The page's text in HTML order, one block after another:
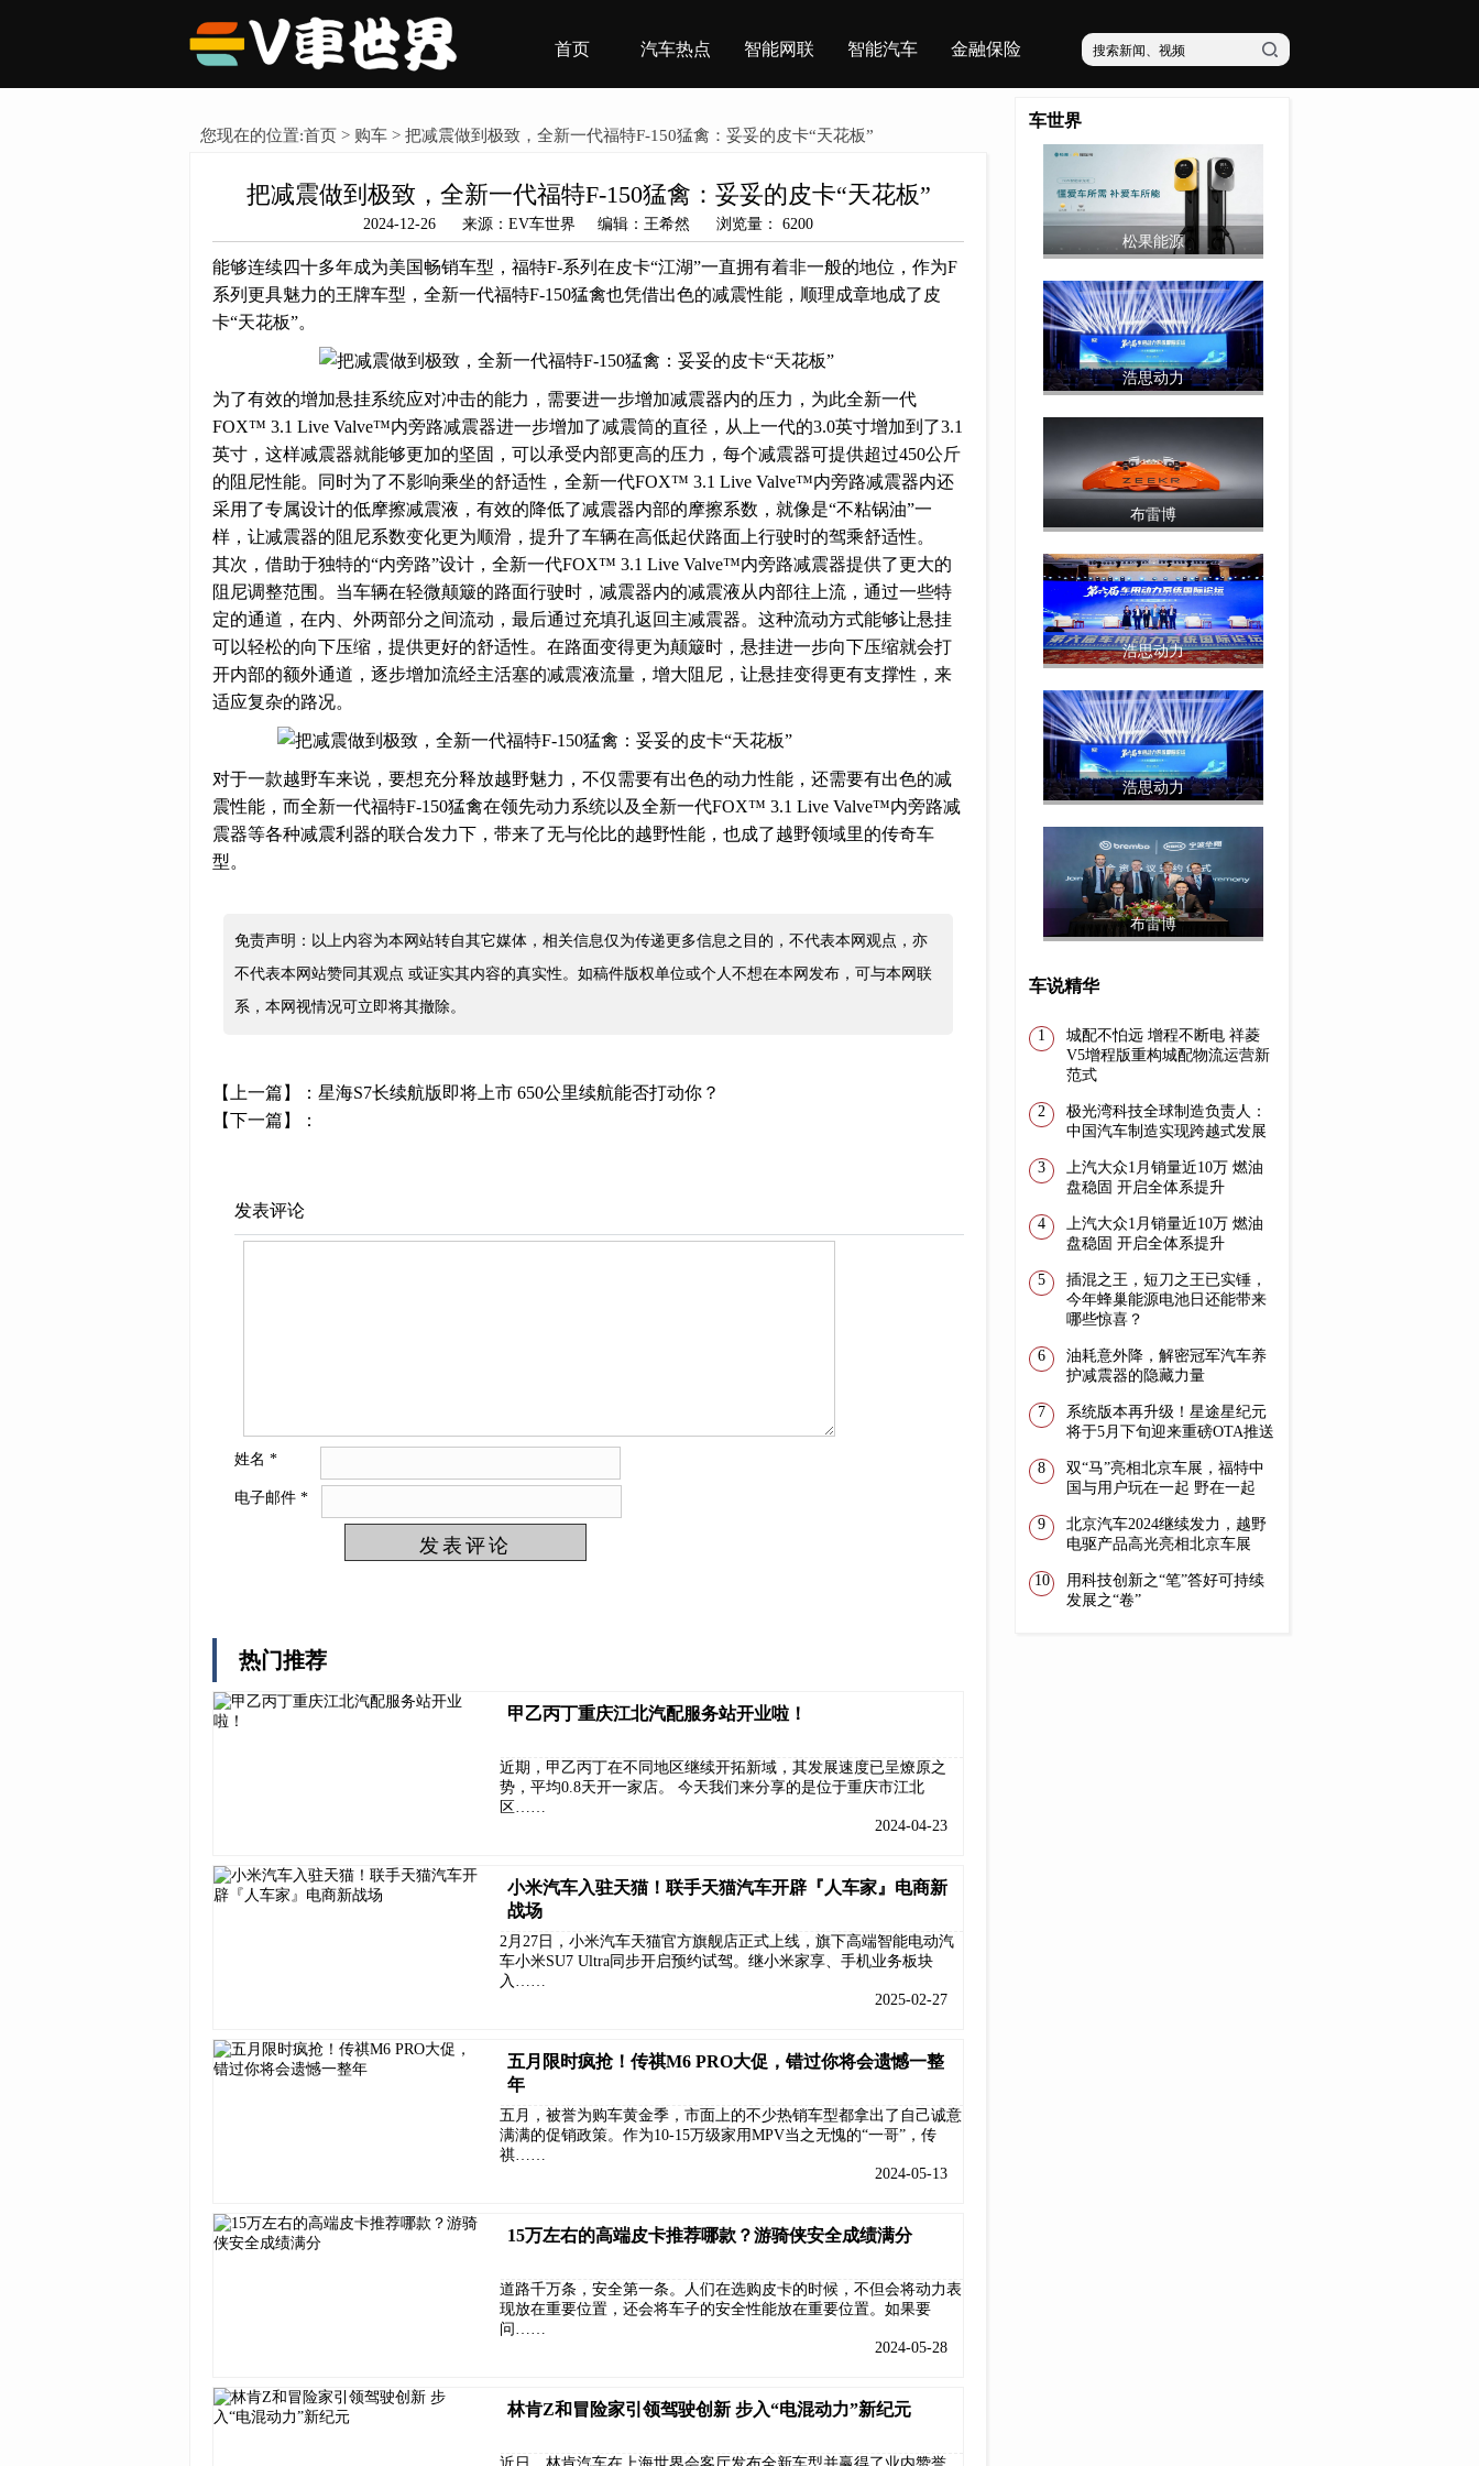
首页 汽车热点 智能网联 智能汽车 金融保险
您现在的位置:首页 > 购车 > 把减震做到极致，全新一代福特F-150猛禽：妥妥的皮卡“天花板”
把减震做到极致，全新一代福特F-150猛禽：妥妥的皮卡“天花板”
2024-12-26 来源：EV车世界 编辑：王希然 浏览量： 6200
能够连续四十多年成为美国畅销车型，福特F-系列在皮卡“江湖”一直拥有着非一般的地位，作为F
系列更具魅力的王牌车型，全新一代福特F-150猛禽也凭借出色的减震性能，顺理成章地成了皮
卡“天花板”。
为了有效的增加悬挂系统应对冲击的能力，需要进一步增加减震器内的压力，为此全新一代
FOX™ 3.1 Live Valve™内旁路减震器进一步增加了减震筒的直径，从上一代的3.0英寸增加到了3.1
英寸，这样减震器就能够更加的坚固，可以承受内部更高的压力，每个减震器可提供超过450公斤
的阻尼性能。同时为了不影响乘坐的舒适性，全新一代FOX™ 3.1 Live Valve™内旁路减震器内还
采用了专属设计的低摩擦减震液，有效的降低了减震器内部的摩擦系数，就像是“不粘锅油”一
样，让减震器的阻尼系数变化更为顺滑，提升了车辆在高低起伏路面上行驶时的驾乘舒适性。
其次，借助于独特的“内旁路”设计，全新一代FOX™ 3.1 Live Valve™内旁路减震器提供了更大的
阻尼调整范围。当车辆在轻微颠簸的路面行驶时，减震器内的减震液从内部往上流，通过一些特
定的通道，在内、外两部分之间流动，最后通过充填孔返回主减震器。这种流动方式能够让悬挂
可以轻松的向下压缩，提供更好的舒适性。在路面变得更为颠簸时，悬挂进一步向下压缩就会打
开内部的额外通道，逐步增加流经主活塞的减震液流量，增大阻尼，让悬挂变得更有支撑性，来
适应复杂的路况。
对于一款越野车来说，要想充分释放越野魅力，不仅需要有出色的动力性能，还需要有出色的减
震性能，而全新一代福特F-150猛禽在领先动力系统以及全新一代FOX™ 3.1 Live Valve™内旁路减
震器等各种减震利器的联合发力下，带来了无与伦比的越野性能，也成了越野领域里的传奇车
型。
免责声明：以上内容为本网站转自其它媒体，相关信息仅为传递更多信息之目的，不代表本网观点，亦
不代表本网站赞同其观点 或证实其内容的真实性。如稿件版权单位或个人不想在本网发布，可与本网联
系，本网视情况可立即将其撤除。
【上一篇】： 星海S7长续航版即将上市 650公里续航能否打动你？
【下一篇】：
发表评论
姓名 *
电子邮件 *
热门推荐
甲乙丙丁重庆江北汽配服务站开业啦！
近期，甲乙丙丁在不同地区继续开拓新域，其发展速度已呈燎原之
势，平均0.8天开一家店。 今天我们来分享的是位于重庆市江北
区……
2024-04-23
小米汽车入驻天猫！联手天猫汽车开辟『人车家』电商新
战场
2月27日，小米汽车天猫官方旗舰店正式上线，旗下高端智能电动汽
车小米SU7 Ultra同步开启预约试驾。继小米家享、手机业务板块
入……
2025-02-27
五月限时疯抢！传祺M6 PRO大促，错过你将会遗憾一整
年
五月，被誉为购车黄金季，市面上的不少热销车型都拿出了自己诚意
满满的促销政策。作为10-15万级家用MPV当之无愧的“一哥”，传
祺……
2024-05-13
15万左右的高端皮卡推荐哪款？游骑侠安全成绩满分
道路千万条，安全第一条。人们在选购皮卡的时候，不但会将动力表
现放在重要位置，还会将车子的安全性能放在重要位置。如果要
问……
2024-05-28
林肯Z和冒险家引领驾驶创新 步入“电混动力”新纪元
车世界
松果能源
浩思动力
布雷博
浩思动力
浩思动力
布雷博
车说精华
城配不怕远 增程不断电 祥菱
V5增程版重构城配物流运营新
范式
极光湾科技全球制造负责人：
中国汽车制造实现跨越式发展
上汽大众1月销量近10万 燃油
盘稳固 开启全体系提升
上汽大众1月销量近10万 燃油
盘稳固 开启全体系提升
插混之王，短刀之王已实锤，
今年蜂巢能源电池日还能带来
哪些惊喜？
油耗意外降，解密冠军汽车养
护减震器的隐藏力量
系统版本再升级！星途星纪元
将于5月下旬迎来重磅OTA推送
双“马”亮相北京车展，福特中
国与用户玩在一起 野在一起
北京汽车2024继续发力，越野
电驱产品高光亮相北京车展
用科技创新之“笔”答好可持续
发展之“卷”